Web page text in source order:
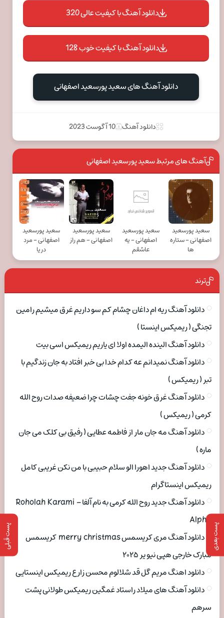
پست بعدی پست قبلی
دانلود آهنگ با کیفیت عالی 320
دانلود آهنگ با کیفیت خوب 128
دانلود آهنگ های سعید پورسعید اصفهانی
دانلود آهنگ 10 آگوست 2023
آهنگ های مرتبط سعید پورسعید اصفهانی
سعید پورسعید
اصفهانی - ستاره
ها
سعید پورسعید
اصفهانی - یه
عاشقم
سعید پورسعید
اصفهانی - هم راز
سعید پورسعید
اصفهانی - مرد
دریا
ترند
دانلود آهنگ ریه ام داغان چشام کم سو داریم غرق میشیم رامین
تجنگی ( ریمیکس اینستا )
دانلود آهنگ الینده الیمده اولا ای یاریم ریمیکس اسی بیت
دانلود آهنگ نمیدانم عه کدام خدا بی خبر افتاد به جان زندگیم با
تبر ( ریمیکس )
دانلود آهنگ غرق خونه جفت چشات چرا ضعیفه صدات روح الله
کرمی ( ریمیکس )
دانلود آهنگ مه جان مار از فاطمه عطایی ( رفیق بی کلک می جان
ماره )
دانلود آهنگ جدید اهورا الو سلام حبیبی با من نکن غریبی کامل
ریمیکس اینستاگرام
دانلود آهنگ جدید روح الله کرمی به نام آلفا Roholah Karami –
Alpha
دانلود آهنگ مری کریسمس merry christmas کریسمس
مبارک خارجی هپی نیو یر ۲۰۲۵
دانلود اهنگ مریم گل قد شلالوم محسن زارع ریمیکس اینستایی
دانلود آهنگ های میلاد راستاد غمگین ریمیکس طولانی پشت
سرهم